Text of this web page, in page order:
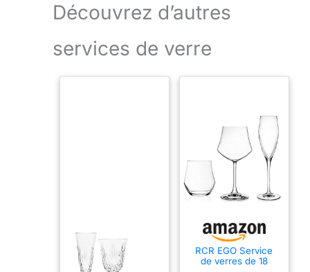
Découvrez d’autres
services de verre
RCR EGO Service
de verres de 18